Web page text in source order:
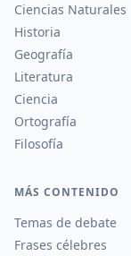
Ciencias Naturales
Historia
Geografía
Literatura
Ciencia
Ortografía
Filosofía
MÁS CONTENIDO
Temas de debate
Frases célebres